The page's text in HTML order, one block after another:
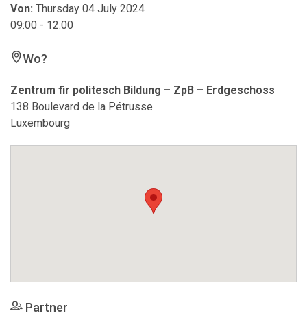
Von: Thursday 04 July 2024
09:00 - 12:00
Wo?
Zentrum fir politesch Bildung – ZpB – Erdgeschoss
138 Boulevard de la Pétrusse
Luxembourg
Partner